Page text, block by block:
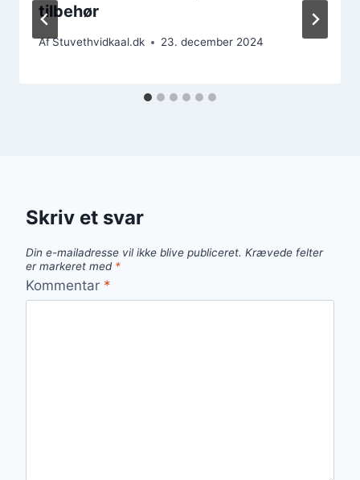
tilbehør
AfStuvethvidkaal.dk 23. december 2024
Skriv et svar
Din e-mailadresse vil ikke blive publiceret. Krævede felter
er markeret med *
Kommentar *